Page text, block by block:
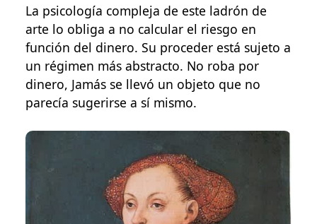
La psicología compleja de este ladrón de
arte lo obliga a no calcular el riesgo en
función del dinero. Su proceder está sujeto a
un régimen más abstracto. No roba por
dinero, Jamás se llevó un objeto que no
parecía sugerirse a sí mismo.